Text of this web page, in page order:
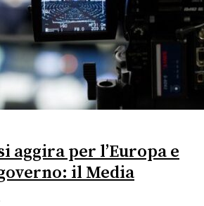
aggira per l’Europa e
il Media